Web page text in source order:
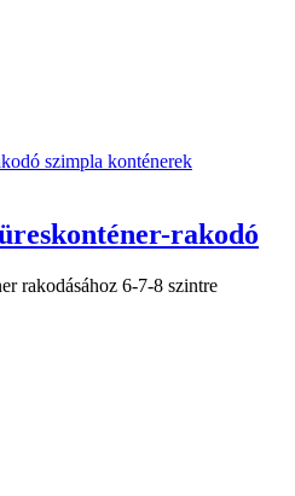
rakodó
rakodásához 6-7-8 szintre